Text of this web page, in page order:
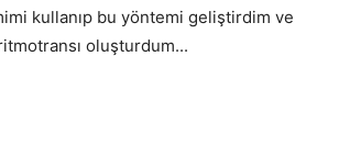
kullanıp bu yöntemi geliştirdim ve
oluşturdum...